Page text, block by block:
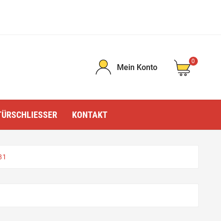
Mein Konto
0
KONTAKT